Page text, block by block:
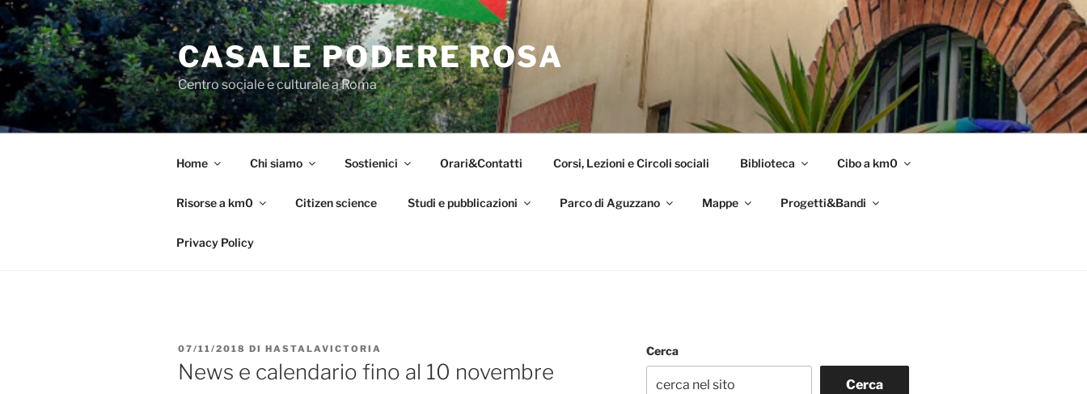
Salta
al
contenuto
CASALE PODERE ROSA
Centro sociale e culturale a Roma
Home Chi siamo Sostienici Orari&Contatti Corsi, Lezioni e Circoli sociali Biblioteca Cibo a km0
Risorse a km0 Citizen science Studi e pubblicazioni Parco di Aguzzano Mappe Progetti&Bandi
Privacy Policy
PUBBLICATO
IL
07/11/2018 DI HASTALAVICTORIA
News e calendario fino al 10 novembre
Cerca
Cerca